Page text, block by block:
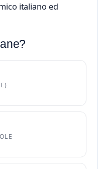
italiano ed